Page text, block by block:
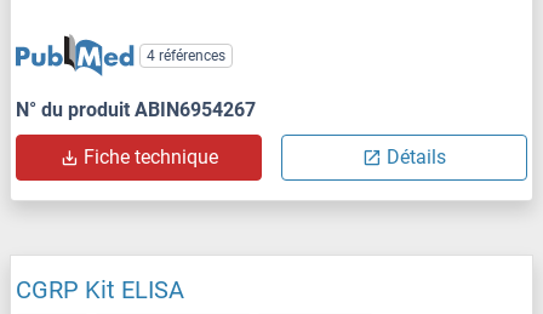
4 références
N° du produit ABIN6954267
Fiche technique Détails
CGRP Kit ELISA